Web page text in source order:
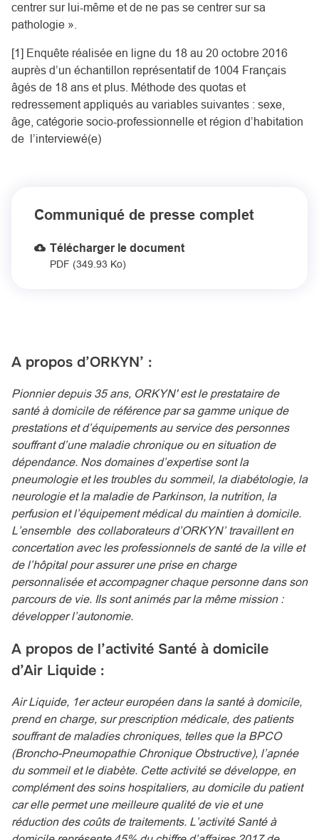
centrer sur lui-même et de ne pas se centrer sur sa
pathologie ».
[1] Enquête réalisée en ligne du 18 au 20 octobre 2016
auprès d’un échantillon représentatif de 1004 Français
âgés de 18 ans et plus. Méthode des quotas et
redressement appliqués au variables suivantes : sexe,
âge, catégorie socio-professionnelle et région d’habitation
de l’interviewé(e)
Communiqué de presse complet
Télécharger le document
PDF (349.93 Ko)
A propos d’ORKYN’ :
Pionnier depuis 35 ans, ORKYN' est le prestataire de
santé à domicile de référence par sa gamme unique de
prestations et d’équipements au service des personnes
souffrant d’une maladie chronique ou en situation de
dépendance. Nos domaines d’expertise sont la
pneumologie et les troubles du sommeil, la diabétologie, la
neurologie et la maladie de Parkinson, la nutrition, la
perfusion et l’équipement médical du maintien à domicile.
L’ensemble des collaborateurs d’ORKYN’ travaillent en
concertation avec les professionnels de santé de la ville et
de l’hôpital pour assurer une prise en charge
personnalisée et accompagner chaque personne dans son
parcours de vie. Ils sont animés par la même mission :
développer l’autonomie.
A propos de l’activité Santé à domicile
d’Air Liquide :
Air Liquide, 1er acteur européen dans la santé à domicile,
prend en charge, sur prescription médicale, des patients
souffrant de maladies chroniques, telles que la BPCO
(Broncho-Pneumopathie Chronique Obstructive), l’apnée
du sommeil et le diabète. Cette activité se développe, en
complément des soins hospitaliers, au domicile du patient
car elle permet une meilleure qualité de vie et une
réduction des coûts de traitements. L’activité Santé à